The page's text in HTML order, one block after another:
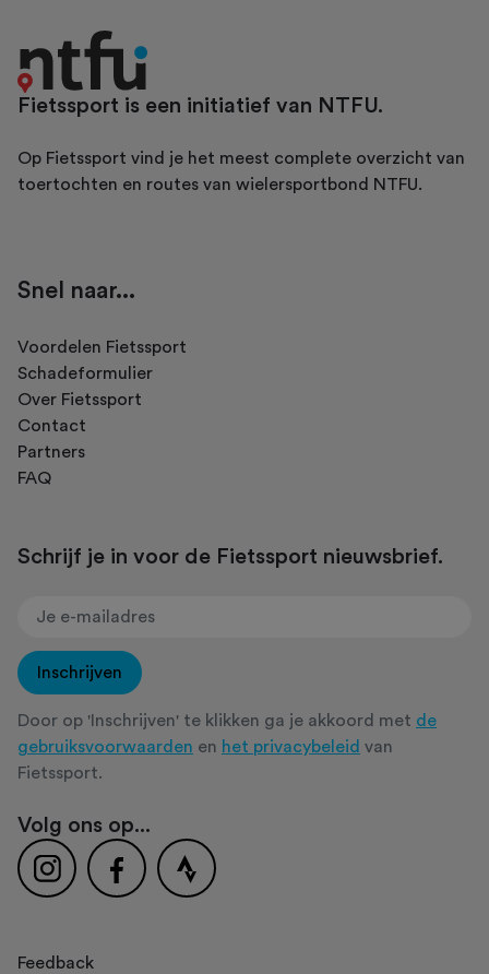
Fietssport is een initiatief van NTFU.
Op Fietssport vind je het meest complete overzicht van
toertochten en routes van wielersportbond NTFU.
Snel naar...
Voordelen Fietssport
Schadeformulier
Over Fietssport
Contact
Partners
FAQ
Schrijf je in voor de Fietssport nieuwsbrief.
Inschrijven
Door op 'Inschrijven' te klikken ga je akkoord met de
gebruiksvoorwaarden en het privacybeleid van
Fietssport.
Volg ons op...
Feedback